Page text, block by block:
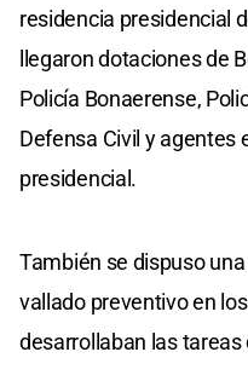
residencia presidencial
llegaron dotaciones de
Policía Bonaerense,
Defensa Civil y agentes
presidencial.
También se dispuso
vallado preventivo en
desarrollaban las tareas